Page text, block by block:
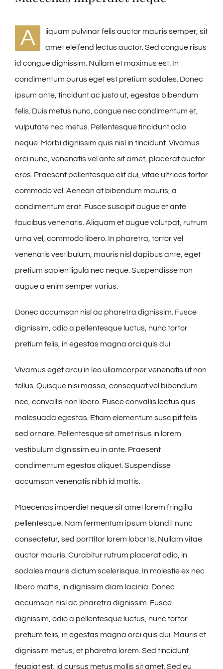
A
liquam pulvinar felis auctor mauris semper, sit
amet eleifend lectus auctor. Sed congue risus
id congue dignissim. Nullam et maximus est. In
condimentum purus eget est pretium sodales. Donec
ipsum ante, tincidunt ac justo ut, egestas bibendum
felis. Duis metus nunc, congue nec condimentum et,
vulputate nec metus. Pellentesque tincidunt odio
neque. Morbi dignissim quis nisl in tincidunt. Vivamus
orci nunc, venenatis vel ante sit amet, placerat auctor
eros. Praesent pellentesque elit dui, vitae ultrices tortor
commodo vel. Aenean at bibendum mauris, a
condimentum erat. Fusce suscipit augue et ante
faucibus venenatis. Aliquam et augue volutpat, rutrum
urna vel, commodo libero. In pharetra, tortor vel
venenatis vestibulum, mauris nisl dapibus ante, eget
pretium sapien ligula nec neque. Suspendisse non
augue a enim semper varius.
Donec accumsan nisl ac pharetra dignissim. Fusce
dignissim, odio a pellentesque luctus, nunc tortor
pretium felis, in egestas magna orci quis dui
Vivamus eget arcu in leo ullamcorper venenatis ut non
tellus. Quisque nisi massa, consequat vel bibendum
nec, convallis non libero. Fusce convallis lectus quis
malesuada egestas. Etiam elementum suscipit felis
sed ornare. Pellentesque sit amet risus in lorem
vestibulum dignissim eu in ante. Praesent
condimentum egestas aliquet. Suspendisse
accumsan venenatis nibh id mattis.
Maecenas imperdiet neque sit amet lorem fringilla
pellentesque. Nam fermentum ipsum blandit nunc
consectetur, sed porttitor lorem lobortis. Nullam vitae
auctor mauris. Curabitur rutrum placerat odio, in
sodales mauris dictum scelerisque. In molestie ex nec
libero mattis, in dignissim diam lacinia. Donec
accumsan nisl ac pharetra dignissim. Fusce
dignissim, odio a pellentesque luctus, nunc tortor
pretium felis, in egestas magna orci quis dui. Mauris et
dignissim metus, et pharetra lorem. Sed tincidunt
feugiat est, id cursus metus mollis sit amet. Sed eu